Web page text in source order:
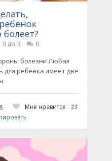
болеет?
0 до 3
0
болезни Любая
для ребенка имеет две
Мне нравится
23